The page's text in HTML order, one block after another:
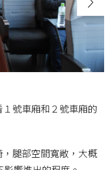
號車廂和２號車廂的
腿部空間寬敞，大概